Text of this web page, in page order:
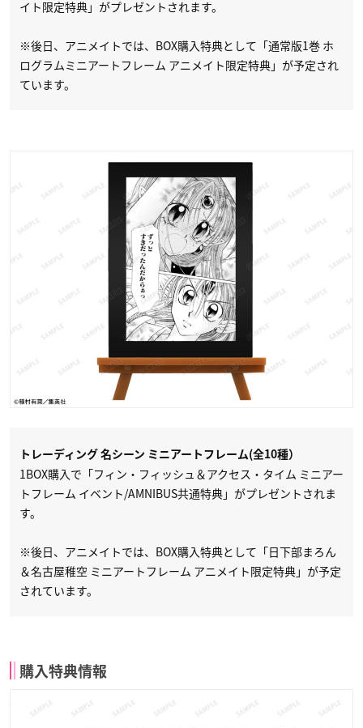
イト限定特典」がプレゼントされます。
※後日、アニメイトでは、BOX購入特典として「通常版1巻 ホ
ログラムミニアートフレーム アニメイト限定特典」が予定され
ています。
トレーディング 名シーン ミニアートフレーム(全10種）
1BOX購入で「フィン・フィッシュ＆アクセス・タイム ミニアー
トフレーム イベント/AMNIBUS共通特典」がプレゼントされま
す。
※後日、アニメイトでは、BOX購入特典として「日下部まろん
＆名古屋稚空 ミニアートフレーム アニメイト限定特典」が予定
されています。
購入特典情報